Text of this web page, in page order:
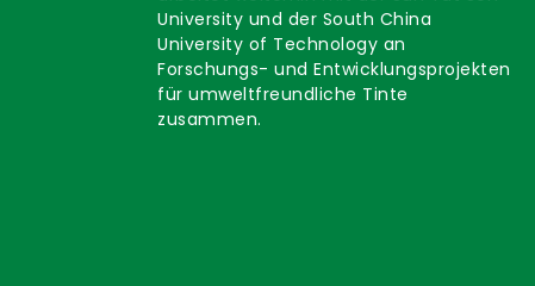
University und der South China
University of Technology an
Forschungs- und Entwicklungsprojekten
für umweltfreundliche Tinte
zusammen.